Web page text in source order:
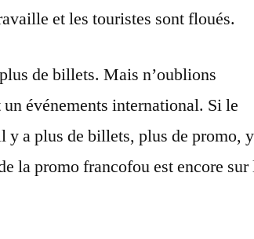
et les touristes sont floués.
de billets. Mais n’oublions
événements international. Si le
y a plus de billets, plus de promo,
la promo francofou est encore sur